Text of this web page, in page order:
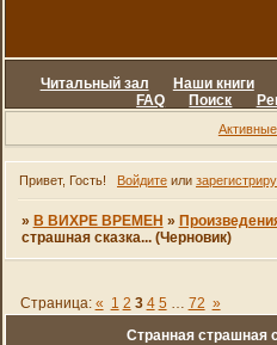
Читальный зал Наши книги
FAQ
Поиск
Привет, Гость! Войдитеили
» В ВИХРЕ ВРЕМЕН »
страшная сказка... (Черновик)
Странная страшная
Страница: « 1 2 3 4 5 … 72 »